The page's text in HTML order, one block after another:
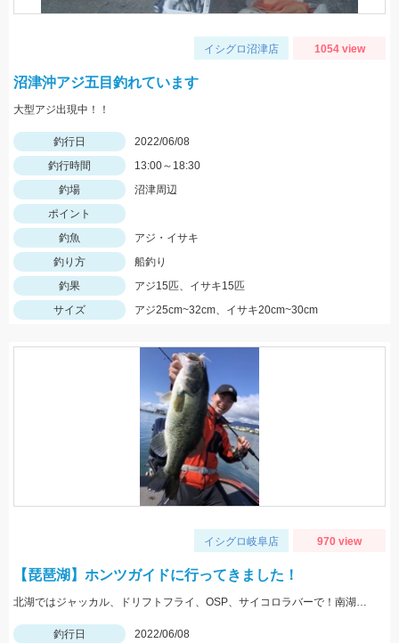
イシグロ沼津店 1054 view
沼津沖アジ五目釣れています
大型アジ出現中！！
釣行日
2022/06/08
釣行時間
13:00～18:30
釣場
沼津周辺
ポイント
釣魚
アジ・イサキ
釣り方
船釣り
釣果
アジ15匹、イサキ15匹
サイズ
アジ25cm~32cm、イサキ20cm~30cm
イシグロ岐阜店 970 view
【琵琶湖】ホンツガイドに行ってきました！
北湖ではジャッカル、ドリフトフライ、OSP、サイコロラバーで！南湖ではデプス、サカマタシャッドで釣れました！
釣行日
2022/06/08